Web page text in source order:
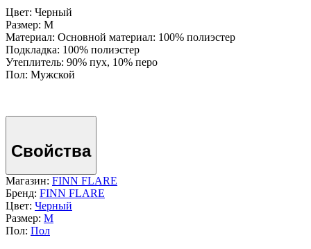
Цвет: Черный
Размер: M
Материал: Основной материал: 100% полиэстер
Подкладка: 100% полиэстер
Утеплитель: 90% пух, 10% перо
Пол: Мужской
Свойства
Магазин: FINN FLARE
Бренд: FINN FLARE
Цвет: Черный
Размер: M
Пол: Пол